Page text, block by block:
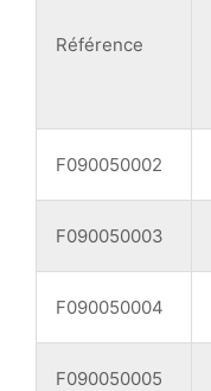
Référence
F090050002
F090050003
F090050004
F090050005